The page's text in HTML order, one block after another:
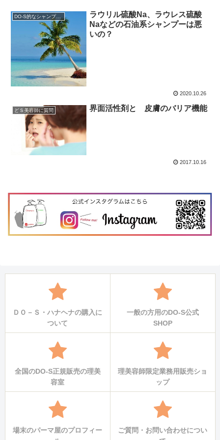
DO-S的なシャンプー解析
ラウリル硫酸Na、ラウレス硫酸
Naなどの石油系シャンプーは悪
いの？
2020.10.26
どＳ美容師に質問 界面活性剤と 皮膚のバリア機能
2017.10.16
ＤＯ－Ｓ・ハナヘナの購入に
ついて
一般の方用のDO-S公式
SHOP
全国のDO-S正規販売の理美
容室
理美容師限定業務用販売ショ
ップ
場末のパーマ屋のプロフィー
ご質問・お問い合わせについ